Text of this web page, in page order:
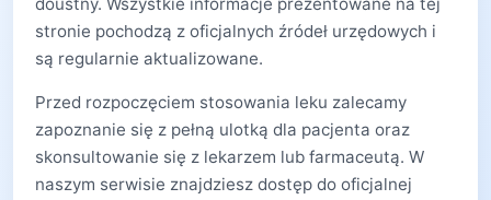
stronie pochodzą z oficjalnych źródeł urzędowych i
są regularnie aktualizowane.
Przed rozpoczęciem stosowania leku zalecamy
zapoznanie się z pełną ulotką dla pacjenta oraz
skonsultowanie się z lekarzem lub farmaceutą. W
naszym serwisie znajdziesz dostęp do oficjalnej